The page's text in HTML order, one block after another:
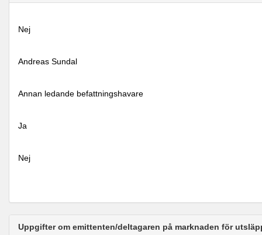
Nej
Andreas Sundal
Annan ledande befattningshavare
Ja
Nej
Uppgifter om emittenten/deltagaren på marknaden för